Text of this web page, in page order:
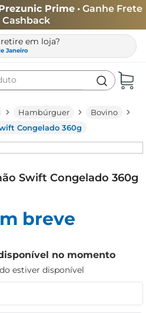
Prime • Ganhe Frete
Cashback
em loja?
Janeiro
Hambúrguer
Bovino
Congelado 360g
Swift Congelado 360g
breve
no momento
estiver disponível